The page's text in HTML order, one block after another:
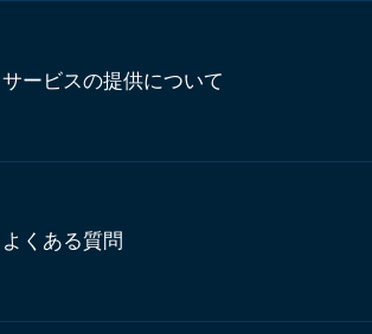
サービスの提供について
よくある質問